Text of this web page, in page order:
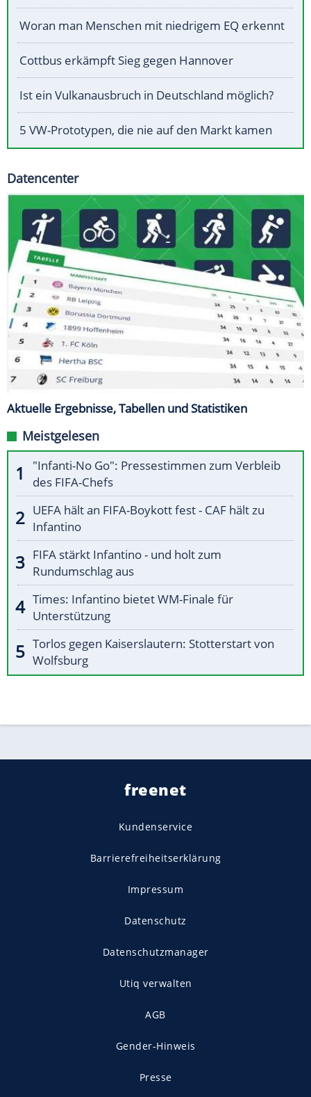
Woran man Menschen mit niedrigem EQ erkennt
Cottbus erkämpft Sieg gegen Hannover
Ist ein Vulkanausbruch in Deutschland möglich?
5 VW-Prototypen, die nie auf den Markt kamen
Datencenter
Aktuelle Ergebnisse, Tabellen und Statistiken
Meistgelesen
"Infanti-No Go": Pressestimmen zum Verbleib
des FIFA-Chefs
UEFA hält an FIFA-Boykott fest - CAF hält zu
Infantino
FIFA stärkt Infantino - und holt zum
Rundumschlag aus
Times: Infantino bietet WM-Finale für
Unterstützung
Torlos gegen Kaiserslautern: Stotterstart von
Wolfsburg
freenet
Kundenservice
Barrierefreiheitserklärung
Impressum
Datenschutz
Datenschutzmanager
Utiq verwalten
AGB
Gender-Hinweis
Presse